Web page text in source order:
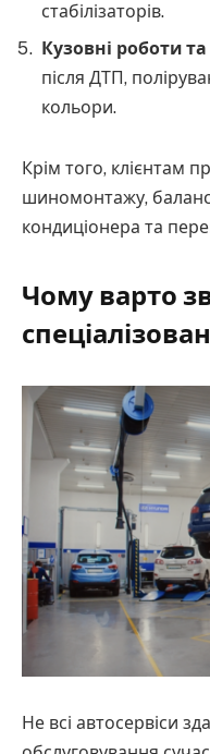
стабілізаторів.
Кузовні роботи
після ДТП,
кольори.
Крім того, клієнтам
шиномонтажу,
кондиціонера та
Чому варто
Не всі автосервіси